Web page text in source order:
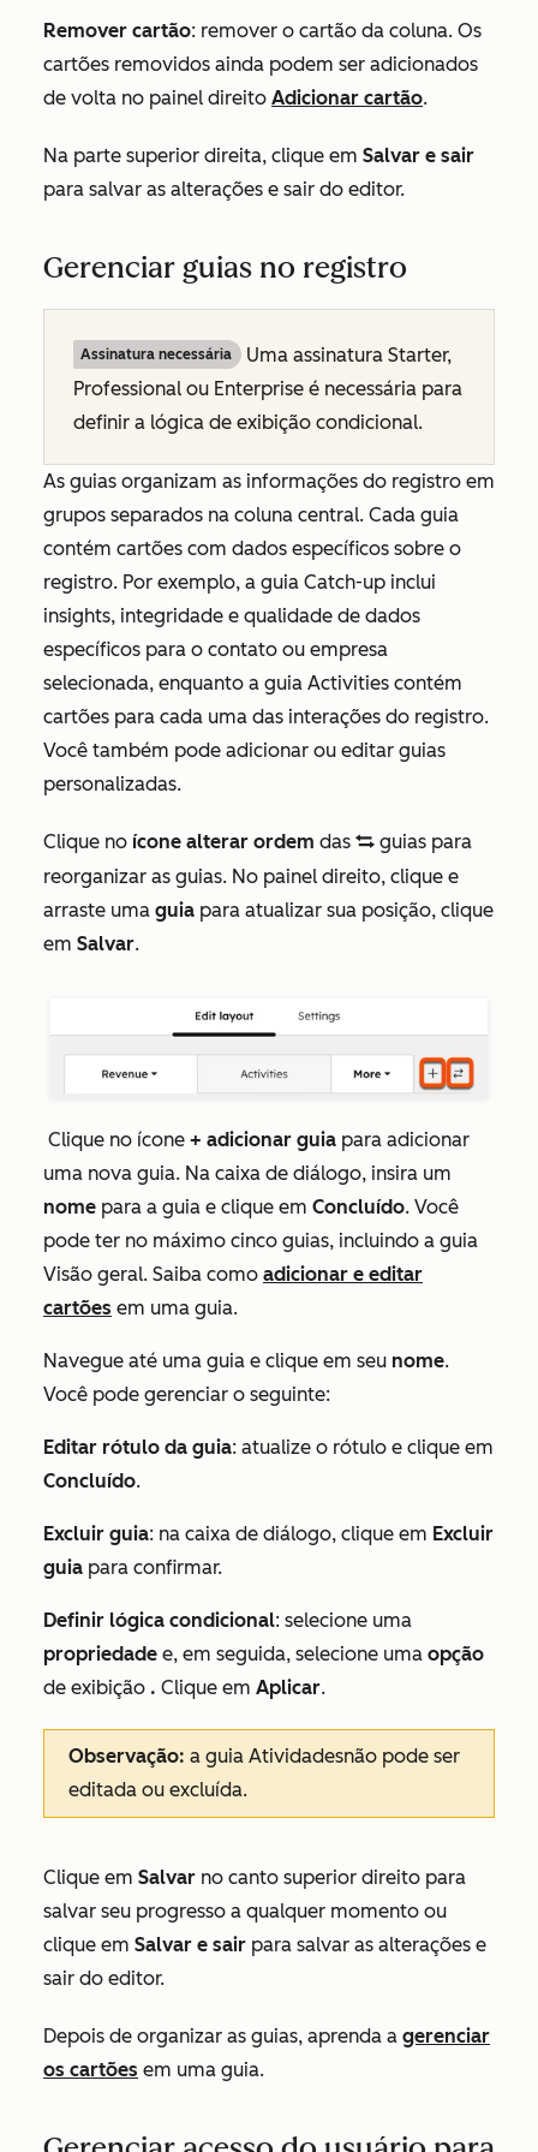
Remover cartão: remover o cartão da coluna. Os
cartões removidos ainda podem ser adicionados
de volta no painel direito Adicionar cartão.
Na parte superior direita, clique em Salvar e sair
para salvar as alterações e sair do editor.
Gerenciar guias no registro
Assinatura necessária
Uma assinatura Starter,
Professional ou Enterprise é necessária para
definir a lógica de exibição condicional.
As guias organizam as informações do registro em
grupos separados na coluna central. Cada guia
contém cartões com dados específicos sobre o
registro. Por exemplo, a guia Catch-up inclui
insights, integridade e qualidade de dados
específicos para o contato ou empresa
selecionada, enquanto a guia Activities contém
cartões para cada uma das interações do registro.
Você também pode adicionar ou editar guias
personalizadas.
Clique no ícone alterar ordem das dataSyncIcon guias para
reorganizar as guias. No painel direito, clique e
arraste uma guia para atualizar sua posição, clique
em Salvar.
Clique no ícone + adicionar guia para adicionar
uma nova guia. Na caixa de diálogo, insira um
nome para a guia e clique em Concluído. Você
pode ter no máximo cinco guias, incluindo a guia
Visão geral. Saiba como adicionar e editar
cartões em uma guia.
Navegue até uma guia e clique em seu nome.
Você pode gerenciar o seguinte:
Editar rótulo da guia: atualize o rótulo e clique em
Concluído.
Excluir guia: na caixa de diálogo, clique em Excluir
guia para confirmar.
Definir lógica condicional: selecione uma
propriedade e, em seguida, selecione uma opção
de exibição . Clique em Aplicar.
Observação: a guia Atividadesnão pode ser
editada ou excluída.
Clique em Salvar no canto superior direito para
salvar seu progresso a qualquer momento ou
clique em Salvar e sair para salvar as alterações e
sair do editor.
Depois de organizar as guias, aprenda a gerenciar
os cartões em uma guia.